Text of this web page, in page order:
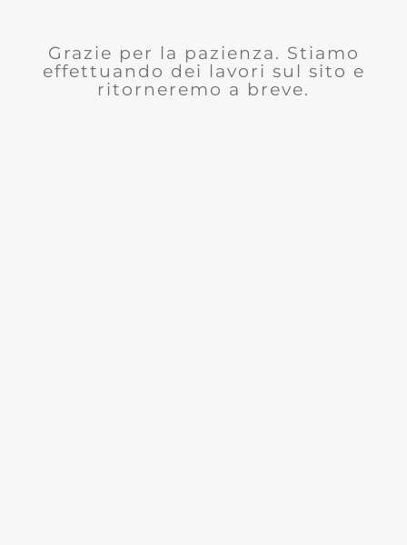
Grazie per la pazienza. Stiamo
effettuando dei lavori sul sito e
ritorneremo a breve.